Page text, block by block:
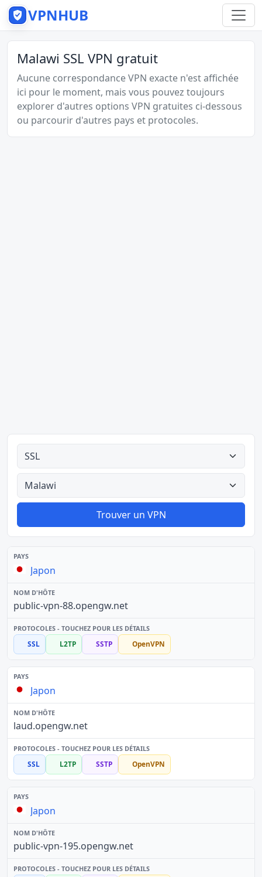
VPNHUB
Malawi SSL VPN gratuit
Aucune correspondance VPN exacte n'est affichée
ici pour le moment, mais vous pouvez toujours
explorer d'autres options VPN gratuites ci-dessous
ou parcourir d'autres pays et protocoles.
Tous les types
Tous les pays
Trouver un VPN
Japon
public-vpn-88.opengw.net
SSL L2TP SSTP OpenVPN
Japon
laud.opengw.net
SSL L2TP SSTP OpenVPN
Japon
public-vpn-195.opengw.net